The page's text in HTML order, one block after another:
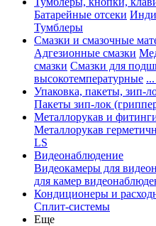
Батарейные отсеки
Тумблеры
Смазки и смазочные
Адгезионные смазки
смазки Смазки для
высокотемпературные
Упаковка, пакеты, зип-
Пакеты зип-лок
Металлорукав и
Металлорукав
LS
Видеонаблюдение
Видеокамеры для
для камер
Кондиционеры и
Сплит-системы
Еще